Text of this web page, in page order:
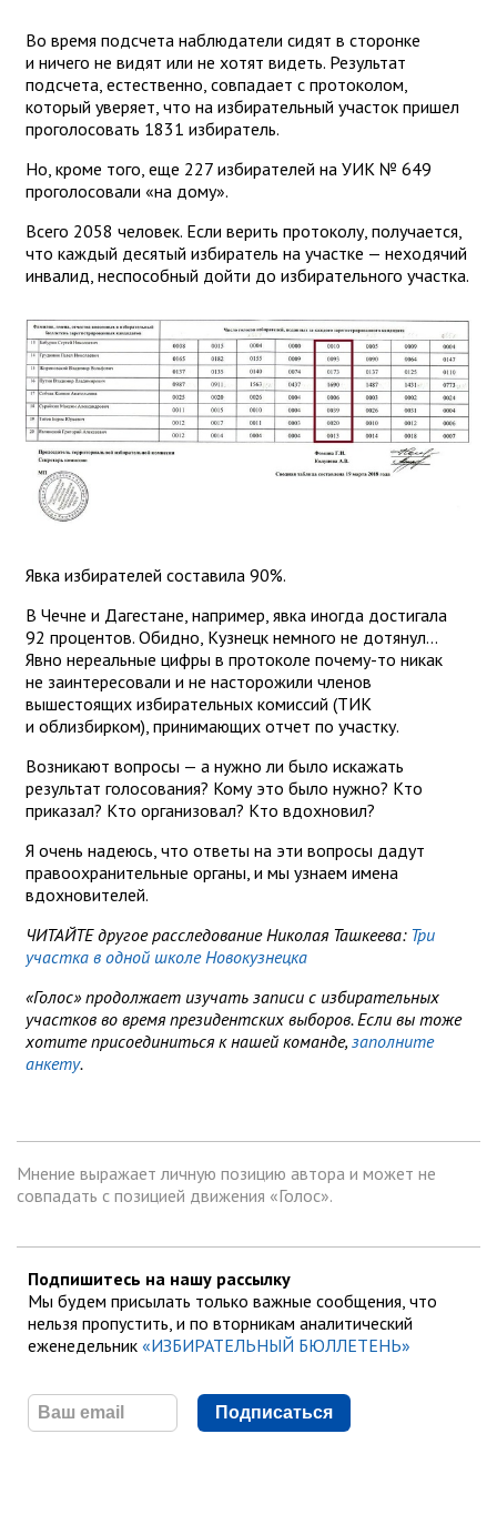
Во время подсчета наблюдатели сидят в сторонке
и ничего не видят или не хотят видеть. Результат
подсчета, естественно, совпадает с протоколом,
который уверяет, что на избирательный участок пришел
проголосовать 1831 избиратель.
Но, кроме того, еще 227 избирателей на УИК № 649
проголосовали «на дому».
Всего 2058 человек. Если верить протоколу, получается,
что каждый десятый избиратель на участке — неходячий
инвалид, неспособный дойти до избирательного участка.
Явка избирателей составила 90%.
В Чечне и Дагестане, например, явка иногда достигала
92 процентов. Обидно, Кузнецк немного не дотянул...
Явно нереальные цифры в протоколе почему-то никак
не заинтересовали и не насторожили членов
вышестоящих избирательных комиссий (ТИК
и облизбирком), принимающих отчет по участку.
Возникают вопросы — а нужно ли было искажать
результат голосования? Кому это было нужно? Кто
приказал? Кто организовал? Кто вдохновил?
Я очень надеюсь, что ответы на эти вопросы дадут
правоохранительные органы, и мы узнаем имена
вдохновителей.
ЧИТАЙТЕ другое расследование Николая Ташкеева:Три
участка в одной школе Новокузнецка
«Голос» продолжает изучать записи с избирательных
участков во время президентских выборов. Если вы тоже
хотите присоединиться к нашей команде, заполните
анкету.
Мнение выражает личную позицию автора и может не
совпадать с позицией движения «Голос».
Подпишитесь на нашу рассылку
Мы будем присылать только важные сообщения, что
нельзя пропустить, и по вторникам аналитический
еженедельник «ИЗБИРАТЕЛЬНЫЙ БЮЛЛЕТЕНЬ»
Подписаться